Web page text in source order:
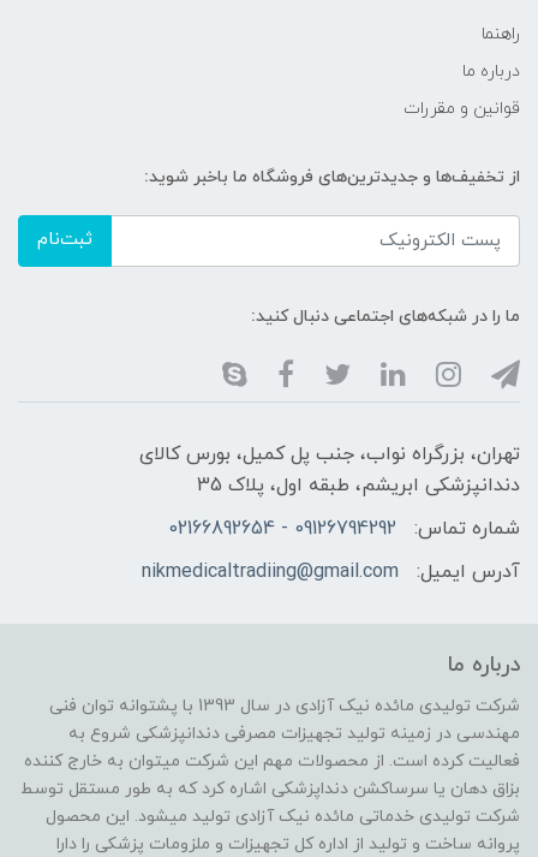
راهنما
درباره ما
قوانین و مقررات
از تخفیف‌ها و جدیدترین‌های فروشگاه ما باخبر شوید:
ثبت‌نام
ما را در شبکه‌های اجتماعی دنبال کنید:
تهران، بزرگراه نواب، جنب پل کمیل، بورس کالای
دندانپزشکی ابریشم، طبقه اول، پلاک 35
شماره تماس:
09126794292 - 02166892654
آدرس ایمیل:
nikmedicaltradiing@gmail.com
درباره ما
شرکت تولیدی مائده نیک آزادی در سال 1393 با پشتوانه توان فنی
مهندسی در زمینه تولید تجهیزات مصرفی دندانپزشکی شروع به
فعالیت کرده است. از محصولات مهم این شرکت میتوان به خارج کننده
بزاق دهان یا سرساکشن دنداپزشکی اشاره کرد که به طور مستقل توسط
شرکت تولیدی خدماتی مائده نیک آزادی تولید میشود. این محصول
پروانه ساخت و تولید از اداره کل تجهیزات و ملزومات پزشکی را دارا